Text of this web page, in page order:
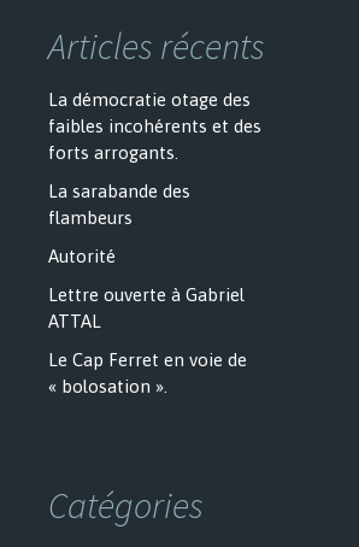
Articles récents
La démocratie otage des
faibles incohérents et des
forts arrogants.
La sarabande des
flambeurs
Autorité
Lettre ouverte à Gabriel
ATTAL
Le Cap Ferret en voie de
« bolosation ».
Catégories